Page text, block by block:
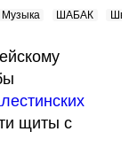
Музыка ШАБАК
щиты с